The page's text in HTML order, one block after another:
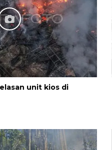
unit kios di